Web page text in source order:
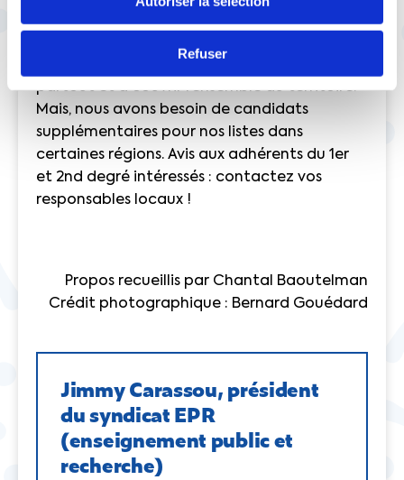
Refuser
partout et à couvrir l’ensemble du territoire.
Mais, nous avons besoin de candidats
supplémentaires pour nos listes dans
certaines régions. Avis aux adhérents du 1er
et 2nd degré intéressés : contactez vos
responsables locaux !
Propos recueillis par Chantal Baoutelman
Crédit photographique : Bernard Gouédard
Jimmy Carassou, président
du syndicat EPR
(enseignement public et
recherche)